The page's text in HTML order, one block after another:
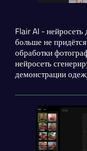
Flair AI - нейросеть
больше не
обработки
нейросеть
демонстрации
результатом и
документацией.